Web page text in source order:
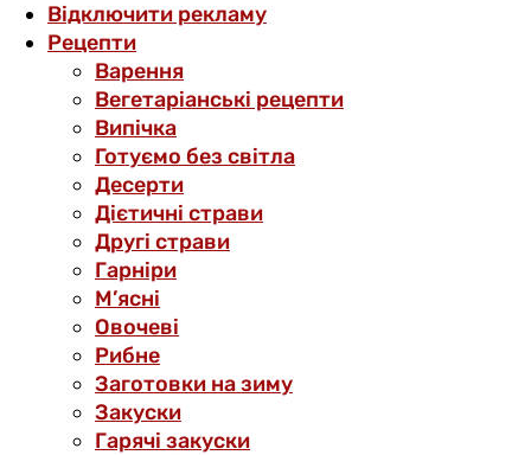
Відключити рекламу
Рецепти
Варення
Вегетаріанські рецепти
Випічка
Готуємо без світла
Десерти
Дієтичні страви
Другі страви
Гарніри
М’ясні
Овочеві
Рибне
Заготовки на зиму
Закуски
Гарячі закуски